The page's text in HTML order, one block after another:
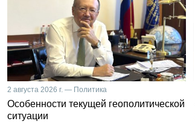
2 августа 2026 г. — Политика
Особенности текущей геополитической
ситуации